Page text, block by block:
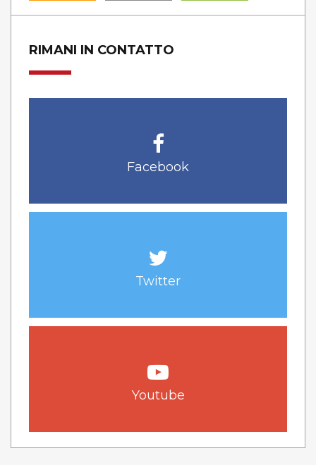
RIMANI IN CONTATTO
Facebook
Twitter
Youtube